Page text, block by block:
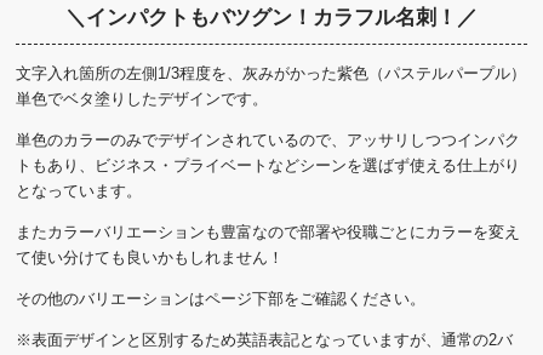
＼インパクトもバツグン！カラフル名刺！／
文字入れ箇所の左側1/3程度を、灰みがかった紫色（パステルパープル）
単色でベタ塗りしたデザインです。
単色のカラーのみでデザインされているので、アッサリしつつインパク
トもあり、ビジネス・プライベートなどシーンを選ばず使える仕上がり
となっています。
またカラーバリエーションも豊富なので部署や役職ごとにカラーを変え
て使い分けても良いかもしれません！
その他のバリエーションはページ下部をご確認ください。
※表面デザインと区別するため英語表記となっていますが、通常の2バ